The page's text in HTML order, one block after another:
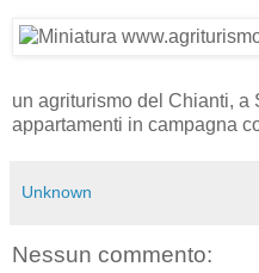
un agriturismo del Chianti, a
appartamenti in campagna
Unknown
Nessun commento: